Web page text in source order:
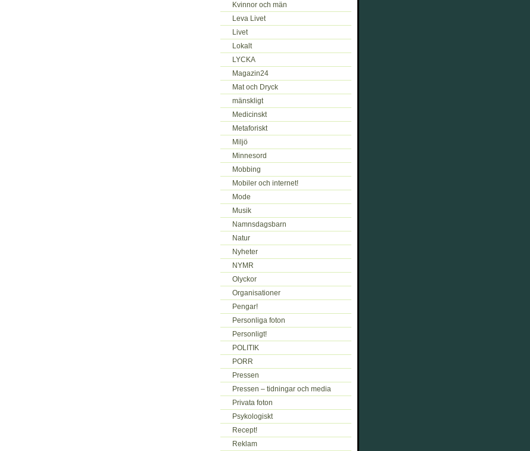
Kvinnor och män
Leva Livet
Livet
Lokalt
LYCKA
Magazin24
Mat och Dryck
mänskligt
Medicinskt
Metaforiskt
Miljö
Minnesord
Mobbing
Mobiler och internet!
Mode
Musik
Namnsdagsbarn
Natur
Nyheter
NYMR
Olyckor
Organisationer
Pengar!
Personliga foton
Personligt!
POLITIK
PORR
Pressen
Pressen – tidningar och media
Privata foton
Psykologiskt
Recept!
Reklam